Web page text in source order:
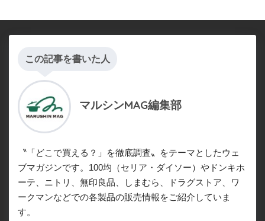
この記事を書いた人
マルシンMAG編集部
〝「どこで買える？」を徹底調査〟をテーマとしたウェ
ブマガジンです。100均（セリア・ダイソー）やドンキホ
ーテ、ニトリ、無印良品、しまむら、ドラグストア、ワ
ークマンなどでの各製品の販売情報をご紹介していま
す。